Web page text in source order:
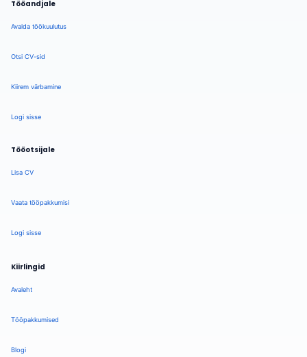
Tööandjale
Avalda töökuulutus
Otsi CV-sid
Kiirem värbamine
Logi sisse
Tööotsijale
Lisa CV
Vaata tööpakkumisi
Logi sisse
Kiirlingid
Avaleht
Tööpakkumised
Blogi